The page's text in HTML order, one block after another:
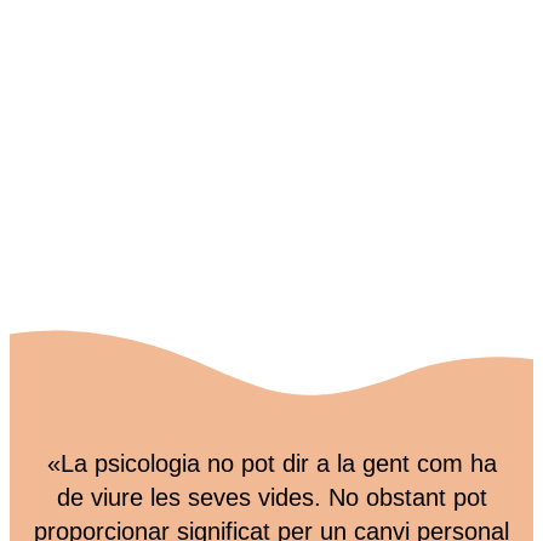
«La psicologia no pot dir a la gent com ha
de viure les seves vides. No obstant pot
proporcionar significat per un canvi personal